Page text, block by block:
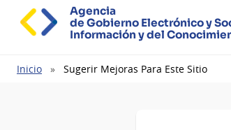
Agencia
de Gobierno Electrónico y
Información y del
Ruta
Inicio Sugerir Mejoras Para Este Sitio